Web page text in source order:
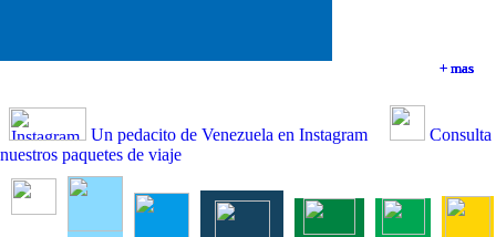
+ mas
+ mas
+ mas
+ mas
Un pedacito de Venezuela en Instagram
Consulta
nuestros paquetes de viaje